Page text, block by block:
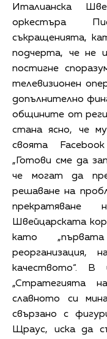
Италианска
оркестъра
съкращенията,
подчерта, че не
постигне
телевизионен
допълнително
общините от
стана ясно, че
своята
„Готови сме да
че могат да
решаване на
Швейцарската
като
реорганизация,
качеството“. В
„Стратегията
славното си
свързано с
Щраус, иска да